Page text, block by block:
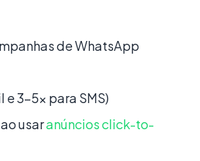
de WhatsApp
3–5x para SMS)
usaranúncios click-to-